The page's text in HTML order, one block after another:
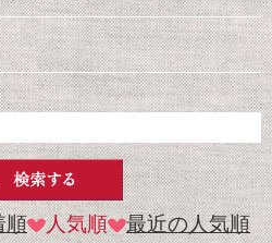
順 人気順 最近の人気順